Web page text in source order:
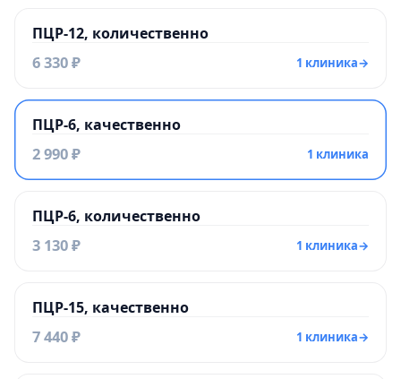
ПЦР-12, количественно
6 330 ₽ 1 клиника→
ПЦР-6, качественно
2 990 ₽ 1 клиника
ПЦР-6, количественно
3 130 ₽ 1 клиника→
ПЦР-15, качественно
7 440 ₽ 1 клиника→